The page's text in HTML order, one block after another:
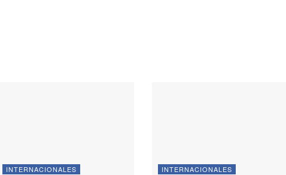
INTERNACIONALES INTERNACIONALES